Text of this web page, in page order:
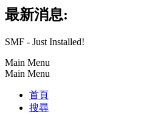
最新消息:
SMF - Just Installed!
Main Menu
Main Menu
首頁
搜尋